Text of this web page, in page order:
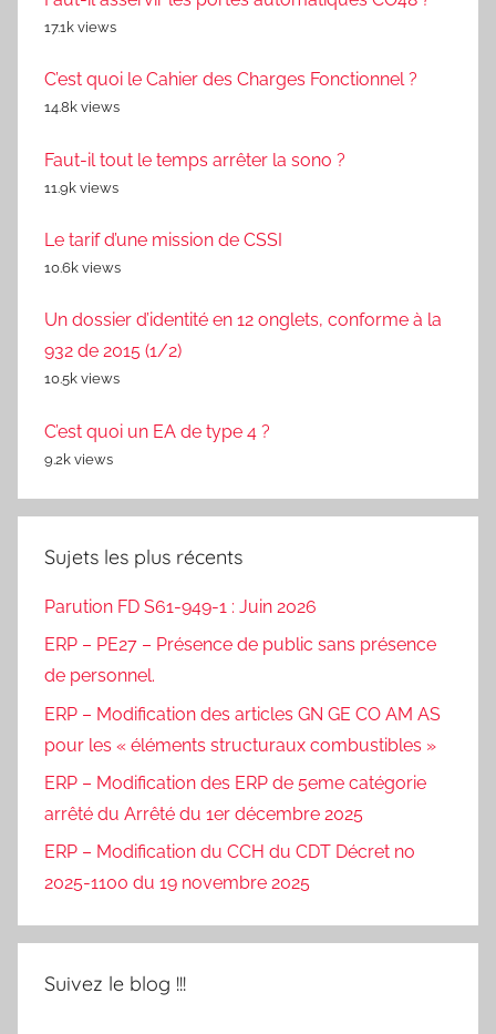
17.1k views
C’est quoi le Cahier des Charges Fonctionnel ?
14.8k views
Faut-il tout le temps arrêter la sono ?
11.9k views
Le tarif d’une mission de CSSI
10.6k views
Un dossier d’identité en 12 onglets, conforme à la
932 de 2015 (1/2)
10.5k views
C’est quoi un EA de type 4 ?
9.2k views
Sujets les plus récents
Parution FD S61-949-1 : Juin 2026
ERP – PE27 – Présence de public sans présence
de personnel.
ERP – Modification des articles GN GE CO AM AS
pour les « éléments structuraux combustibles »
ERP – Modification des ERP de 5eme catégorie
arrêté du Arrêté du 1er décembre 2025
ERP – Modification du CCH du CDT Décret no
2025-1100 du 19 novembre 2025
Suivez le blog !!!